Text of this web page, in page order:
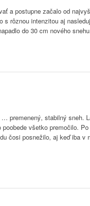
a postupne začalo od
s rôznou intenzitou aj
do 30 cm nového
premenený, stabilný sneh.
všetko premočilo. Po
čosi posnežilo, aj keď iba v